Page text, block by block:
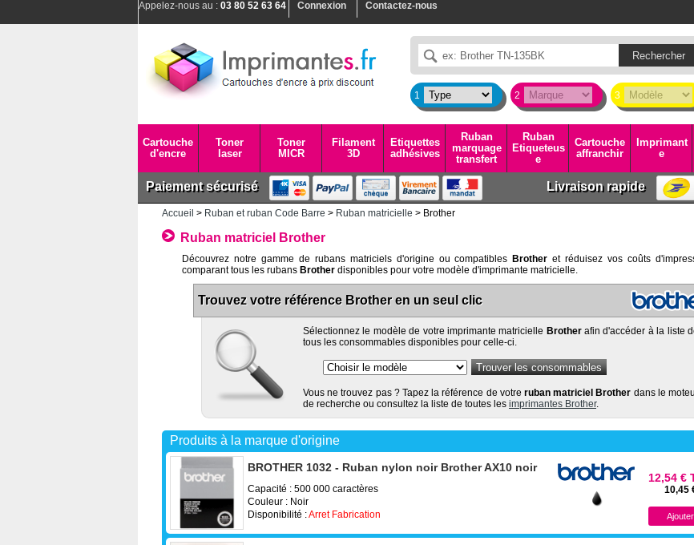
Appelez-nous au : 03 80 52 63 64 Connexion Contactez-nous
1 2 3
Cartouche
d'encre
Toner
laser
Toner
MICR
Filament
3D
Etiquettes
adhésives
Ruban
marquage
transfert
Ruban
Etiqueteus
e
Cartouche
affranchir
Imprimant
e
Paiement sécurisé Livraison rapide
Accueil > Ruban et ruban Code Barre > Ruban matricielle > Brother
Ruban matriciel Brother
Découvrez notre gamme de rubans matriciels d'origine ou compatiblesBrother et réduisez vos coûts
comparant tous les rubans Brother disponibles pour votre modèle d'imprimante matricielle.
Trouvez votre référence Brother en un seul clic
Sélectionnez le modèle de votre imprimante matricielle Brotherafin d'accéder à la liste
tous les consommables disponibles pour celle-ci.
Vous ne trouvez pas ? Tapez la référence de votre ruban matriciel Brother dans le
de recherche ou consultez la liste de toutes les imprimantes Brother.
Produits à la marque d'origine
BROTHER 1032 - Ruban nylon noir Brother AX10 noir
Capacité : 500 000 caractères
Couleur : Noir
Disponibilité :Arret Fabrication
12,54 €
10,45